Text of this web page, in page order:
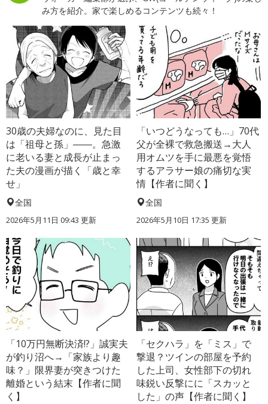
み方を紹介。家で楽しめるコンテンツも続々！
30歳の夫婦なのに、見た目
は「祖母と孫」――。急激
に老いる妻と成長が止まっ
た夫の漫画が描く「歳と幸
せ」
全国
2026年5月11日 09:43 更新
「いつどうなっても…」70代
父が全裸で救急搬送→大人
用オムツを手に最悪を覚悟
するアラサー娘の痛切な実
情【作者に聞く】
全国
2026年5月10日 17:35 更新
「10万円無断決済!?」誠実夫
が釣り沼へ→「家族より趣
味？」限界妻が突きつけた
離婚という結末【作者に聞
く】
「セクハラ」を「ミス」で
撃退？ツインの部屋を予約
した上司、女性部下の切れ
味鋭い反撃にに「スカッと
した」の声【作者に聞く】